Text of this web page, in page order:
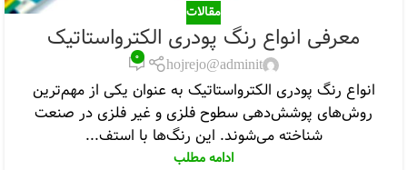
مقالات
معرفی انواع رنگ پودری الکترواستاتیک
hojrejo@adminit ۰
انواع رنگ پودری الکترواستاتیک به عنوان یکی از مهم‌ترین
روش‌های پوشش‌دهی سطوح فلزی و غیر فلزی در صنعت
شناخته می‌شوند. این رنگ‌ها با استف...
ادامه مطلب